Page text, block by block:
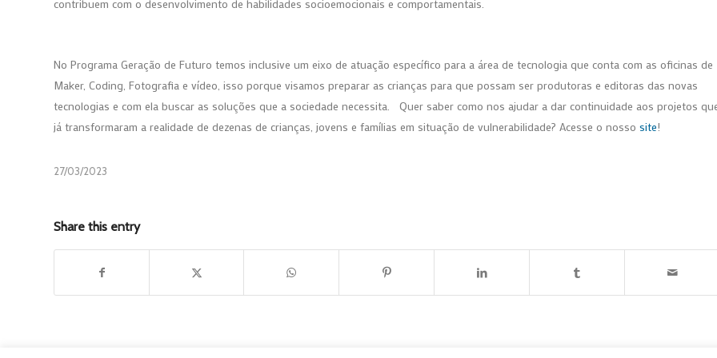
contribuem com o desenvolvimento de habilidades socioemocionais e comportamentais.
No Programa Geração de Futuro temos inclusive um eixo de atuação específico para a área de tecnologia que conta com as oficinas de
Maker, Coding, Fotografia e vídeo, isso porque visamos preparar as crianças para que possam ser produtoras e editoras das novas
tecnologias e com ela buscar as soluções que a sociedade necessita. Quer saber como nos ajudar a dar continuidade aos projetos
já transformaram a realidade de dezenas de crianças, jovens e famílias em situação de vulnerabilidade? Acesse o nosso site!
27/03/2023
Share this entry